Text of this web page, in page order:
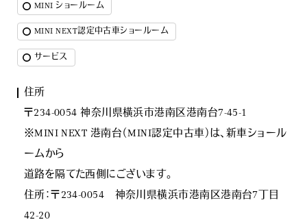
MINI ショールーム
MINI NEXT認定中古車ショールーム
サービス
住所
〒234-0054 神奈川県横浜市港南区港南台7-45-1
※MINI NEXT 港南台（MINI認定中古車）は、新車ショール
ームから
道路を隔てた西側にございます。
住所：〒234-0054 神奈川県横浜市港南区港南台7丁目
42-20